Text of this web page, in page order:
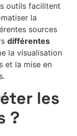
outils facilitent
la
sources
différentes
la visualisation
et la mise en
les
?